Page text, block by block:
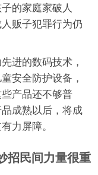
的家庭家破人
贩子犯罪行为仍
进的数码技术，
安全防护设备，
产品还不够普
成熟以后，将成
力屏障。
招民间力量很重